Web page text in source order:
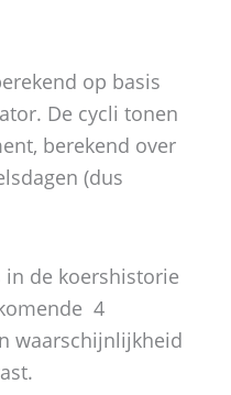
op basis
De cycli tonen
berekend over
(dus
de koershistorie
4
waarschijnlijkheid